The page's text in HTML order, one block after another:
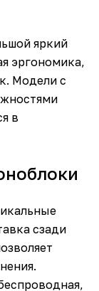
яркий
эргономика,
Модели с
в
сзади